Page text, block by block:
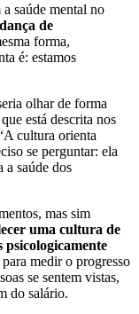
saúde mental no
de
forma,
é: estamos
olhar de forma
está descrita nos
cultura orienta
se perguntar: ela
a saúde dos
mas sim
uma cultura de
psicologicamente
medir o progresso
se sentem vistas,
do salário.